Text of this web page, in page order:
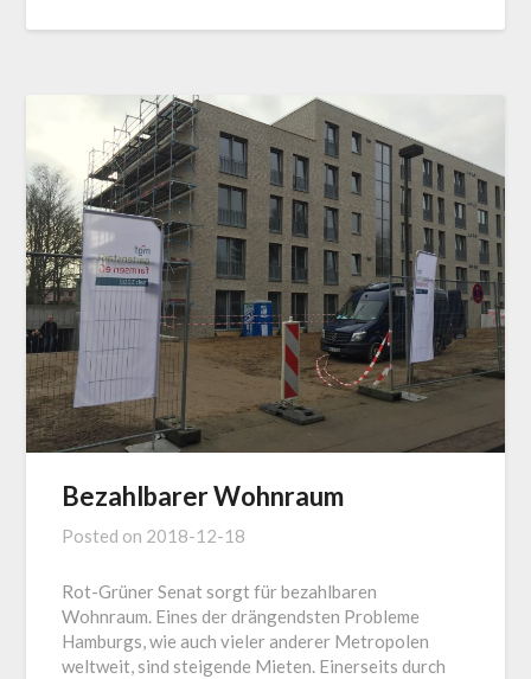
Bezahlbarer Wohnraum
Posted on 2018-12-18
Rot-Grüner Senat sorgt für bezahlbaren
Wohnraum. Eines der drängendsten Probleme
Hamburgs, wie auch vieler anderer Metropolen
weltweit, sind steigende Mieten. Einerseits durch